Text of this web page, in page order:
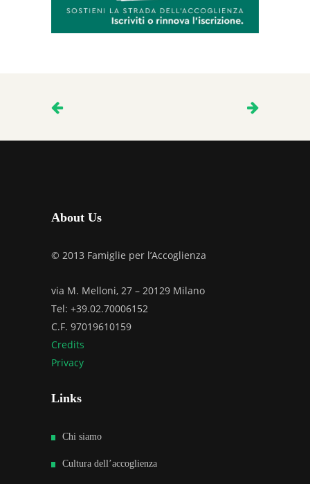
About Us
© 2013 Famiglie per l’Accoglienza
via M. Melloni, 27 – 20129 Milano
Tel: +39.02.70006152
C.F. 97019610159
Credits
Privacy
Links
Chi siamo
Cultura dell’accoglienza